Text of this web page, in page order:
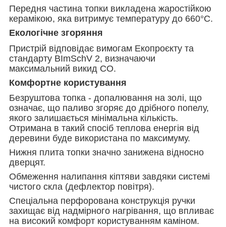
Передня частина топки викладена жаростійкою
керамікою, яка витримує температуру до 660°C.
Екологічне згоряння
Пристрій відповідає вимогам Екопроєкту та
стандарту BImSchV 2, визначаючи
максимальний викид CO.
Комфортне користування
Безруштова топка - допалювання на золі, що
означає, що паливо згоряє до дрібного попелу,
якого залишається мінімальна кількість.
Отримана в такий спосіб теплова енергія від
деревини буде використана по максимуму.
Нижня плита топки значно занижена відносно
дверцят.
Обмеження налипання кіптяви завдяки системі
чистого скла (дефлектор повітря).
Спеціальна перфорована конструкція ручки
захищає від надмірного нагрівання, що впливає
на високий комфорт користуванням каміном.